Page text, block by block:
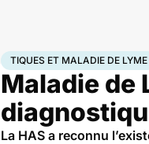
AccueilSanté Tiques et Maladie
TIQUES ET MALADIE DE LYME
Maladie de
La HAS a reconnu